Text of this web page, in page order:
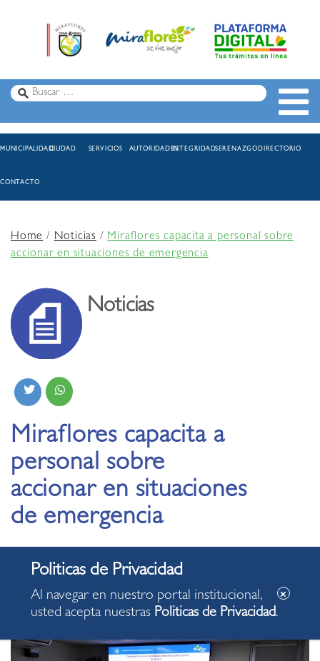
MUNICIPALIDADCIUDAD SERVICIOS AUTORIDADESINTEGRIDADSERENAZGODIRECTORIO
CONTACTO
Home/Noticias /Miraflores capacita a personal sobre
accionar en situaciones de emergencia
Noticias
Miraflores capacita a
personal sobre
accionar en situaciones
de emergencia
08.06.2021
Al navegar en nuestro portal institucional,
usted acepta nuestras Politicas de Privacidad.